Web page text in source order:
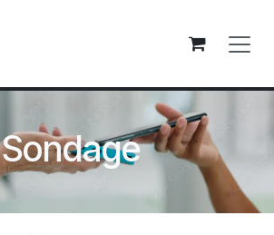
Sondage